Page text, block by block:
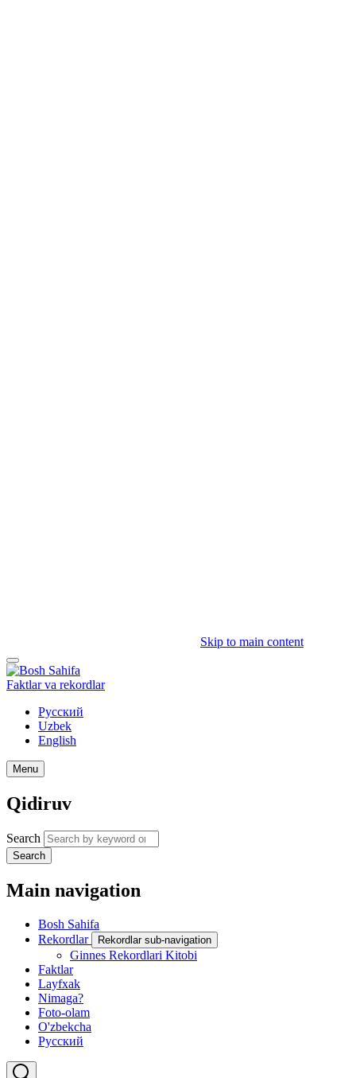
Skip to main content
Faktlar va rekordlar
Русский
Uzbek
English
Menu
Qidiruv
Search
Search
Main navigation
Bosh Sahifa
Rekordlar
Rekordlar sub-navigation
Ginnes Rekordlari Kitobi
Faktlar
Layfxak
Nimaga?
Foto-olam
O'zbekcha
Русский